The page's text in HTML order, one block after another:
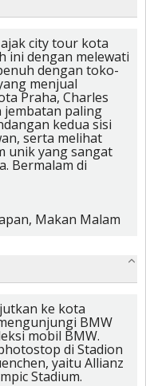
city tour kota
ini dengan melewati
dengan toko-
menjual
Praha, Charles
jembatan paling
kedua sisi
serta melihat
unik yang sangat
Bermalam di
Makan Malam
ke kota
BMW
mobil BMW.
di Stadion
yaitu Allianz
Stadium.